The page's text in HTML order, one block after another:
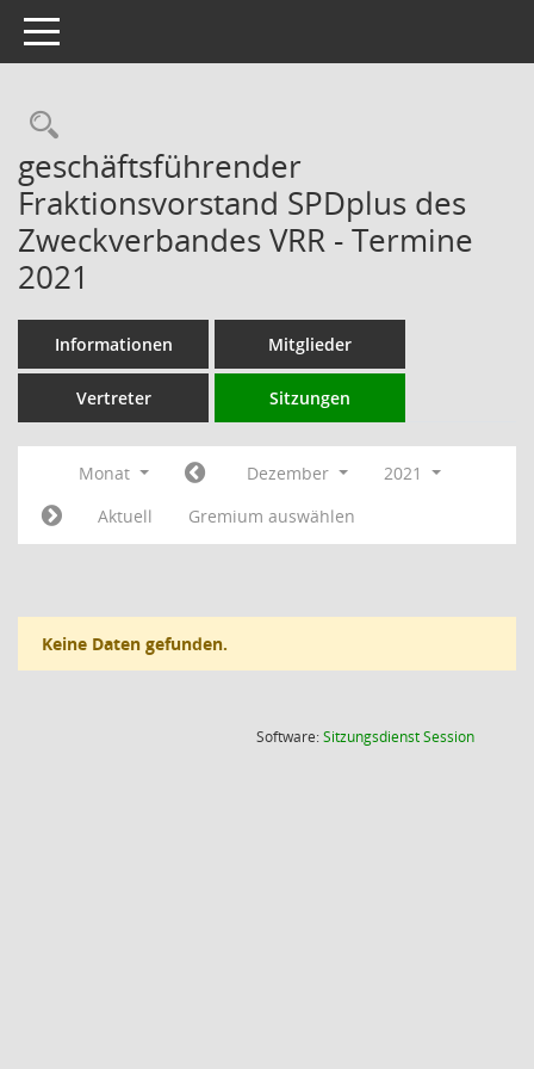
Toggle navigation
Rechercheauswahl
geschäftsführender
Fraktionsvorstand SPDplus des
Zweckverbandes VRR - Termine
2021
Informationen Mitglieder
Vertreter Sitzungen
Monat Dezember
2021
Aktuell
Gremium auswählen
Keine Daten gefunden.
Software:SitzungsdienstSession(Wird in